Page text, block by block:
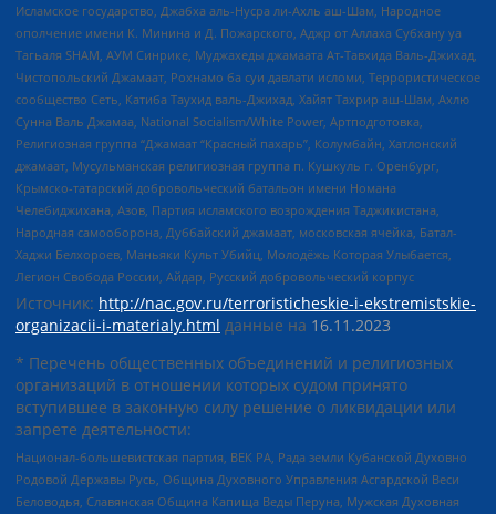
Исламское государство, Джабха аль-Нусра ли-Ахль аш-Шам, Народное
ополчение имени К. Минина и Д. Пожарского, Аджр от Аллаха Субхану уа
Тагьаля SHAM, АУМ Синрике, Муджахеды джамаата Ат-Тавхида Валь-Джихад,
Чистопольский Джамаат, Рохнамо ба суи давлати исломи, Террористическое
сообщество Сеть, Катиба Таухид валь-Джихад, Хайят Тахрир аш-Шам, Ахлю
Сунна Валь Джамаа, National Socialism/White Power, Артподготовка,
Религиозная группа “Джамаат “Красный пахарь”, Колумбайн, Хатлонский
джамаат, Мусульманская религиозная группа п. Кушкуль г. Оренбург,
Крымско-татарский добровольческий батальон имени Номана
Челебиджихана, Азов, Партия исламского возрождения Таджикистана,
Народная самооборона, Дуббайский джамаат, московская ячейка, Батал-
Хаджи Белхороев, Маньяки Культ Убийц, Молодёжь Которая Улыбается,
Легион Свобода России, Айдар, Русский добровольческий корпус
Источник: http://nac.gov.ru/terroristicheskie-i-ekstremistskie-
organizacii-i-materialy.html данные на 16.11.2023
* Перечень общественных объединений и религиозных
организаций в отношении которых судом принято
вступившее в законную силу решение о ликвидации или
запрете деятельности:
Национал-большевистская партия, ВЕК РА, Рада земли Кубанской Духовно
Родовой Державы Русь, Община Духовного Управления Асгардской Веси
Беловодья, Славянская Община Капища Веды Перуна, Мужская Духовная